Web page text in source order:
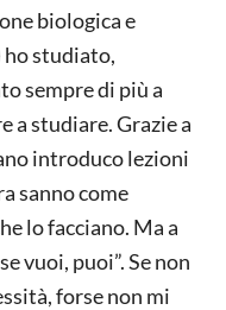
biologica e
ho studiato,
sempre di più a
a studiare. Grazie a
introduco lezioni
sanno come
lo facciano. Ma a
vuoi, puoi”. Se non
forse non mi